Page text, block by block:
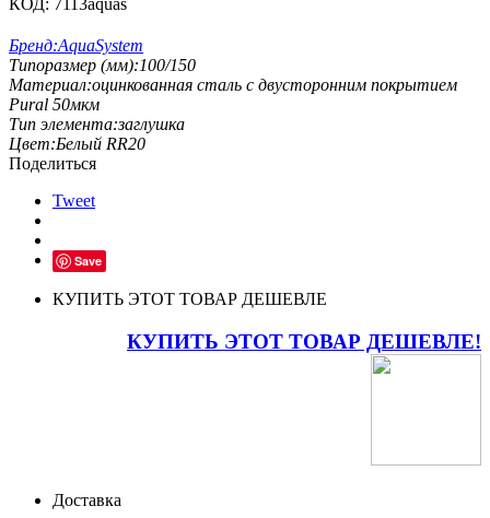
Бренд:AquaSystem
Типоразмер (мм):100/150
Материал:оцинкованная сталь с двусторонним покрытием
Pural 50мкм
Тип элемента:заглушка
Цвет:Белый RR20
Поделиться
Tweet
Save
КУПИТЬ ЭТОТ ТОВАР ДЕШЕВЛЕ
КУПИТЬ ЭТОТ ТОВАР ДЕШЕВЛЕ!
Доставка